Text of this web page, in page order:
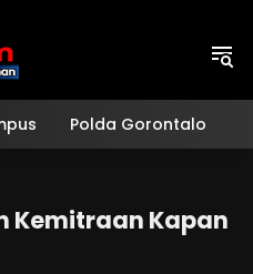
Polda Gorontalo
Kemitraan Kapan